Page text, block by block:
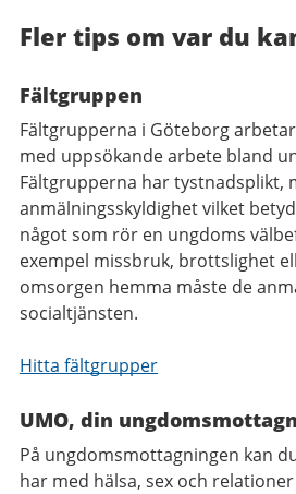
Fler tips om var du
Fältgruppen​
Fältgrupperna i Göteborg
med uppsökande arbete bland
Fältgrupperna har tystnadsplikt,
anmälningsskyldighet vilket
något som rör en ungdoms
exempel missbruk, brottslighet
omsorgen hemma måste de
socialtjänsten.
Hitta fältgrupper
UMO, din
På ungdomsmottagningen kan
har med hälsa, sex och